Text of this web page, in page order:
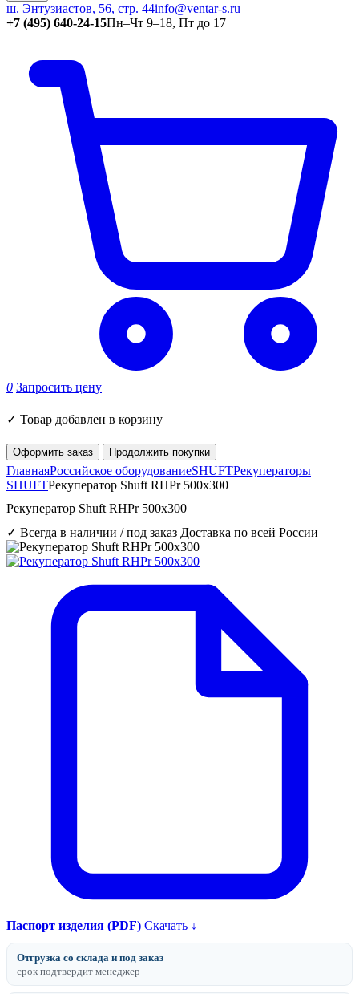
ш. Энтузиастов, 56, стр. 44info@ventar-s.ru
+7 (495) 640-24-15Пн–Чт 9–18, Пт до 17
0 Запросить цену
✓ Товар добавлен в корзину
Оформить заказ Продолжить покупки
ГлавнаяРоссийское оборудованиеSHUFTРекуператоры
SHUFTРекуператор Shuft RHPr 500x300
Рекуператор Shuft RHPr 500x300
✓ Всегда в наличии / под заказ Доставка по всей России
Паспорт изделия (PDF) Скачать ↓
Отгрузка со склада и под заказ
срок подтвердит менеджер